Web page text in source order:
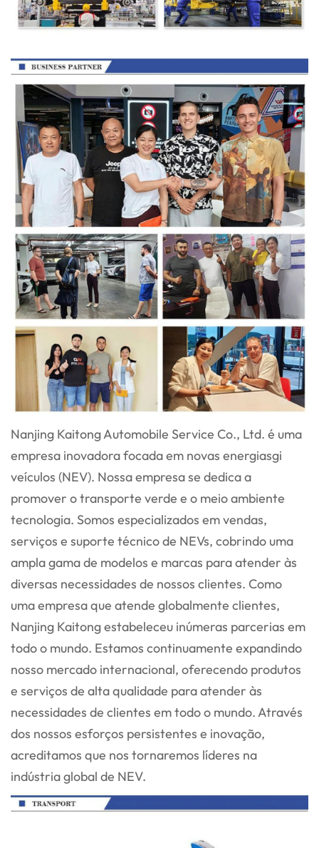
Nanjing Kaitong Automobile Service Co., Ltd. é uma
empresa inovadora focada em novas energiasgi
veículos (NEV). Nossa empresa se dedica a
promover o transporte verde e o meio ambiente
tecnologia. Somos especializados em vendas,
serviços e suporte técnico de NEVs, cobrindo uma
ampla gamade modelos e marcas para atender às
diversas necessidades de nossos clientes. Como
uma empresa que atende globalmente clientes,
Nanjing Kaitong estabeleceu inúmeras parcerias em
todo o mundo. Estamos continuamente expandindo
nosso mercado internacional, oferecendo produtos
e serviços de alta qualidade para atender às
necessidades de clientes em todo o mundo. Através
dos nossos esforços persistentes e inovação,
acreditamos que nos tornaremos líderes na
indústria global de NEV.